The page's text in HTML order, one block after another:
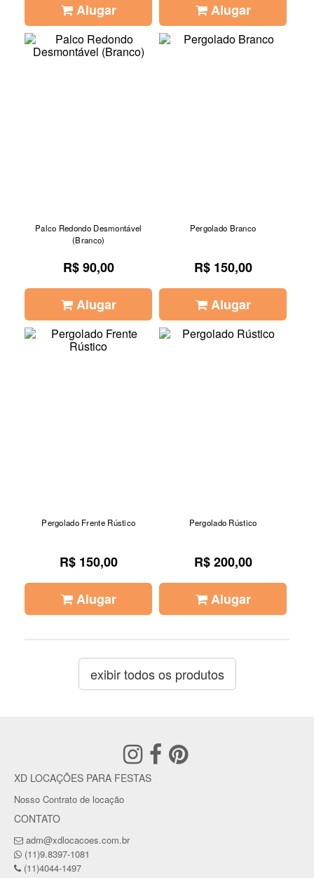
Alugar Alugar
Palco Redondo Desmontável
(Branco)
R$ 90,00
Alugar
Pergolado Branco
R$ 150,00
Alugar
Pergolado Frente Rústico
R$ 150,00
Alugar
Pergolado Rústico
R$ 200,00
Alugar
exibir todos os produtos
XD LOCAÇÕES PARA FESTAS
Nosso Contrato de locação
CONTATO
adm@xdlocacoes.com.br
(11)9.8397-1081
(11)4044-1497